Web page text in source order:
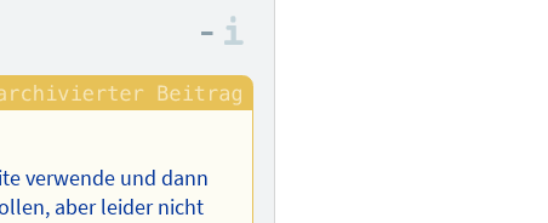
–
verwende und dann
aber leider nicht